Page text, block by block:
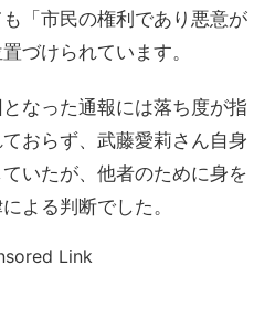
「市民の権利であり悪意が
づけられています。
なった通報には落ち度が指
おらず、武藤愛莉さん自身
いたが、他者のために身を
よる判断でした。
Link